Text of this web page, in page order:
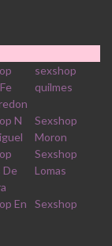
sexshop
quilmes
N
Sexshop
Moron
De
Sexshop
Lomas
En
Sexshop